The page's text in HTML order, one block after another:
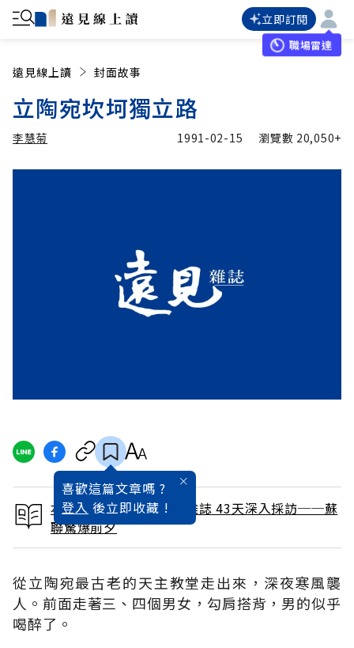
立即訂閱
職場雷達
遠見線上讀 封面故事
立陶宛坎坷獨立路
李慧菊 1991-02-15 瀏覽數 20,050+
喜歡這篇文章嗎 ?
登入 後立即收藏 !
本文出自 1991 / 3月號雜誌 43天深入採訪──蘇
聯驚爆前夕
從立陶宛最古老的天主教堂走出來，深夜寒風襲
人。前面走著三、四個男女，勾肩搭背，男的似乎
喝醉了。